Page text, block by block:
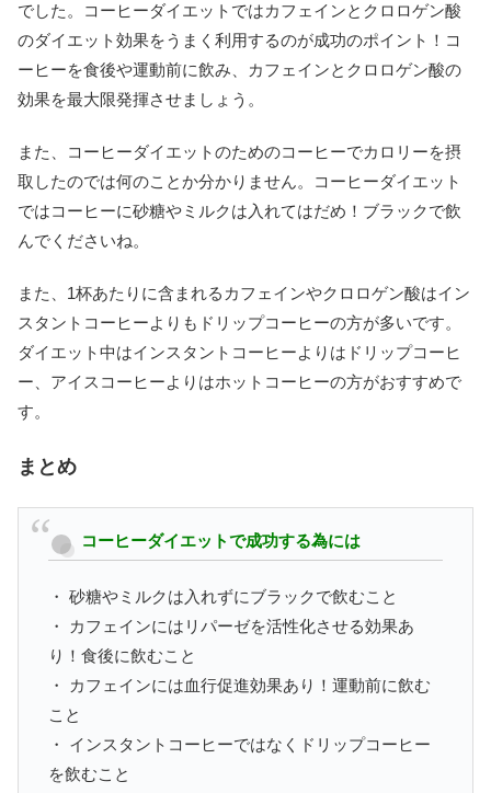
でした。コーヒーダイエットではカフェインとクロロゲン酸
のダイエット効果をうまく利用するのが成功のポイント！コ
ーヒーを食後や運動前に飲み、カフェインとクロロゲン酸の
効果を最大限発揮させましょう。
また、コーヒーダイエットのためのコーヒーでカロリーを摂
取したのでは何のことか分かりません。コーヒーダイエット
ではコーヒーに砂糖やミルクは入れてはだめ！ブラックで飲
んでくださいね。
また、1杯あたりに含まれるカフェインやクロロゲン酸はイン
スタントコーヒーよりもドリップコーヒーの方が多いです。
ダイエット中はインスタントコーヒーよりはドリップコーヒ
ー、アイスコーヒーよりはホットコーヒーの方がおすすめで
す。
まとめ
コーヒーダイエットで成功する為には
・ 砂糖やミルクは入れずにブラックで飲むこと
・ カフェインにはリパーゼを活性化させる効果あ
り！食後に飲むこと
・ カフェインには血行促進効果あり！運動前に飲む
こと
・ インスタントコーヒーではなくドリップコーヒー
を飲むこと